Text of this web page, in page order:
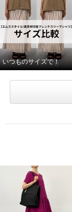
いつものサイズで！